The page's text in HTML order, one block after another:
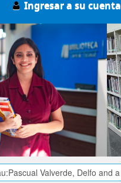
Ingresar a su cuenta